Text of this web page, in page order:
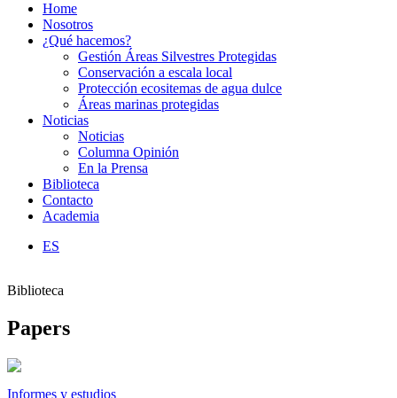
Home
Nosotros
¿Qué hacemos?
Gestión Áreas Silvestres Protegidas
Conservación a escala local
Protección ecositemas de agua dulce
Áreas marinas protegidas
Noticias
Noticias
Columna Opinión
En la Prensa
Biblioteca
Contacto
Academia
ES
Biblioteca
Papers
Informes y estudios